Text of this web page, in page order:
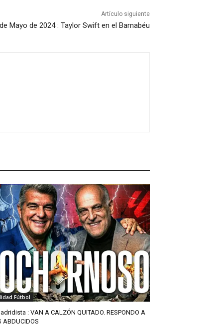
Artículo siguiente
Mayo de 2024 : Taylor Swift en el Barnabéu
Fútbol
: VAN A CALZÓN QUITADO. RESPONDO A
ABDUCIDOS